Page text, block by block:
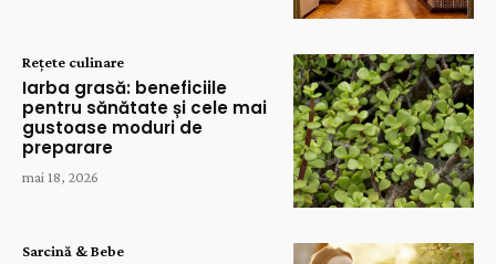
Rețete culinare
Iarba grasă: beneficiile
pentru sănătate și cele mai
gustoase moduri de
preparare
mai 18, 2026
Sarcină & Bebe